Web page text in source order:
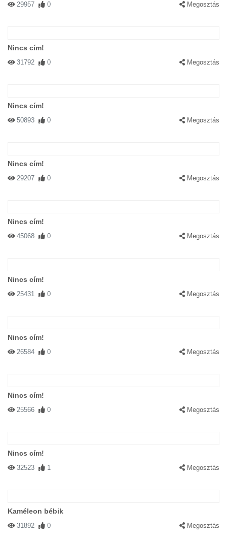
29957 0 Megosztás
Nincs cím!
31792 0 Megosztás
Nincs cím!
50893 0 Megosztás
Nincs cím!
29207 0 Megosztás
Nincs cím!
45068 0 Megosztás
Nincs cím!
25431 0 Megosztás
Nincs cím!
26584 0 Megosztás
Nincs cím!
25566 0 Megosztás
Nincs cím!
32523 1 Megosztás
Kaméleon bébik
31892 0 Megosztás